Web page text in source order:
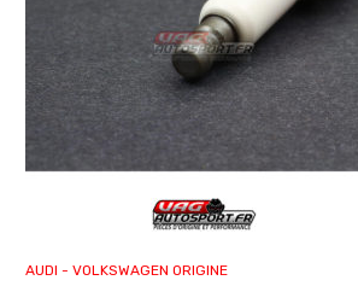
AUDI - VOLKSWAGEN ORIGINE